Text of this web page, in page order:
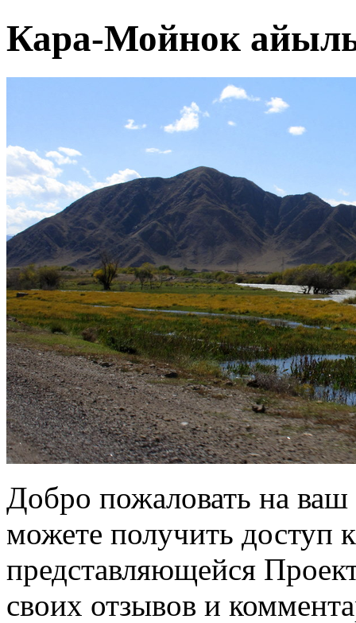
Кара-Мойнок
Добро пожаловать на
можете получить доступ
представляющейся
своих отзывов и